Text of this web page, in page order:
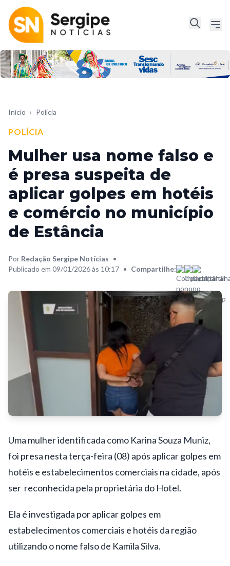
Início › Polícia
POLÍCIA
Mulher usa nome falso e
é presa suspeita de
aplicar golpes em hotéis
e comércio no município
de Estância
Por Redação Sergipe Notícias •
Publicado em 09/01/2026 às 10:17 • Compartilhe:
Uma mulher identificada como Karina Souza Muniz,
foi presa nesta terça-feira (08) após aplicar golpes em
hotéis e estabelecimentos comerciais na cidade, após
ser reconhecida pela proprietária do Hotel.
Ela é investigada por aplicar golpes em
estabelecimentos comerciais e hotéis da região
utilizando o nome falso de Kamila Silva.